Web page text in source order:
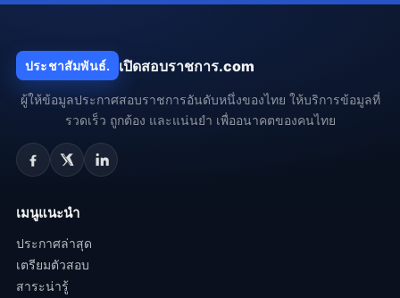
ประชาสัมพันธ์. เปิดสอบราชการ.com
ผู้ให้ข้อมูลประกาศสอบราชการอันดับหนึ่งของไทย ให้บริการข้อมูลที่
รวดเร็ว ถูกต้อง และแน่นยำ เพื่ออนาคตของคนไทย
เมนูแนะนำ
ประกาศล่าสุด
เตรียมตัวสอบ
สาระน่ารู้